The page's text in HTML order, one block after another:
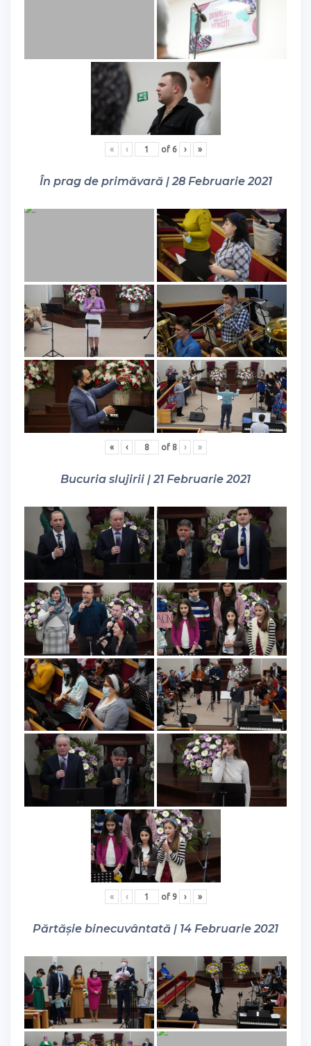
« ‹ of 6 › »
În prag de primăvară | 28 Februarie 2021
« ‹ of 8 › »
Bucuria slujirii | 21 Februarie 2021
« ‹ of 9 › »
Părtășie binecuvântată | 14 Februarie 2021